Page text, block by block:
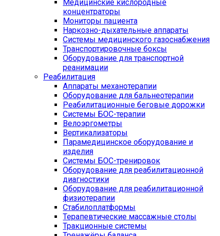
Медицинские кислородные
концентраторы
Мониторы пациента
Наркозно-дыхательные аппараты
Системы медицинского газоснабжения
Транспортировочные боксы
Оборудование для транспортной
реанимации
Реабилитация
Аппараты механотерапии
Оборудование для бальнеотерапии
Реабилитационные беговые дорожки
Системы БОС-терапии
Велоэргометры
Вертикализаторы
Парамедицинское оборудование и
изделия
Системы БОС-тренировок
Оборудование для реабилитационной
диагностики
Оборудование для реабилитационной
физиотерапии
Стабилоплатформы
Терапевтические массажные столы
Тракционные системы